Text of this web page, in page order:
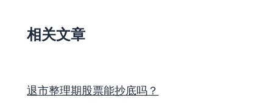
相关文章
退市整理期股票能抄底吗？